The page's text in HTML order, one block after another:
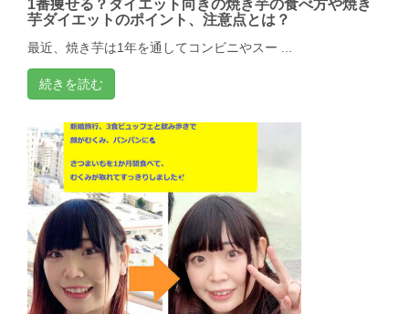
1番痩せる？ダイエット向きの焼き芋の食べ方や焼き
芋ダイエットのポイント、注意点とは？
最近、焼き芋は1年を通してコンビニやスー ...
続きを読む